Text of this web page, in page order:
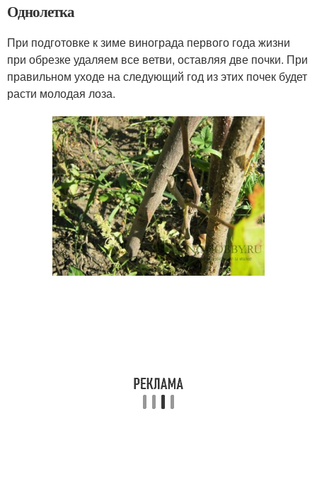
Однолетка
При подготовке к зиме винограда первого года жизни
при обрезке удаляем все ветви, оставляя две почки. При
правильном уходе на следующий год из этих почек будет
расти молодая лоза.